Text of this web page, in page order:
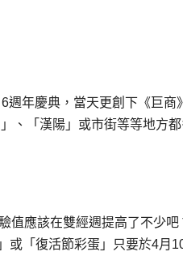
週年慶典，當天更創下《巨商
、「漢陽」或市街等等地方
值應該在雙經週提高了不少吧
或「復活節彩蛋」只要於4月